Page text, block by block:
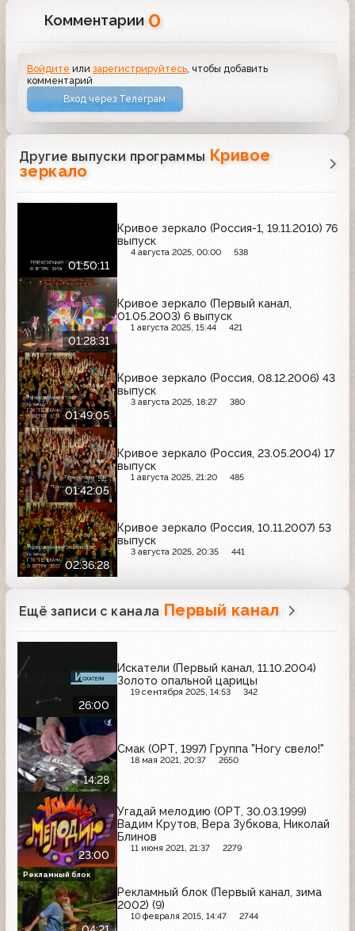
Комментарии 0
Войдите илизарегистрируйтесь, чтобы добавить
комментарий
Вход через Телеграм
Другие выпуски программы Кривое
зеркало
01:50:11
Кривое зеркало (Россия-1, 19.11.2010) 76
выпуск
4 августа 2025, 00:00 538
01:28:31
Кривое зеркало (Первый канал,
01.05.2003) 6 выпуск
1 августа 2025, 15:44 421
01:49:05
Кривое зеркало (Россия, 08.12.2006) 43
выпуск
3 августа 2025, 18:27 380
01:42:05
Кривое зеркало (Россия, 23.05.2004) 17
выпуск
1 августа 2025, 21:20 485
02:36:28
Кривое зеркало (Россия, 10.11.2007) 53
выпуск
3 августа 2025, 20:35 441
Ещё записи с канала Первый канал
26:00
Искатели (Первый канал, 11.10.2004)
Золото опальной царицы
19 сентября 2025, 14:53 342
14:28
Смак (ОРТ, 1997) Группа "Ногу свело!"
18 мая 2021, 20:37 2650
23:00
Угадай мелодию (ОРТ, 30.03.1999)
Вадим Крутов, Вера Зубкова, Николай
Блинов
11 июня 2021, 21:37 2279
Рекламный блок (Первый канал, зима
2002) (9)
10 февраля 2015, 14:47 2744
Рекламный блок